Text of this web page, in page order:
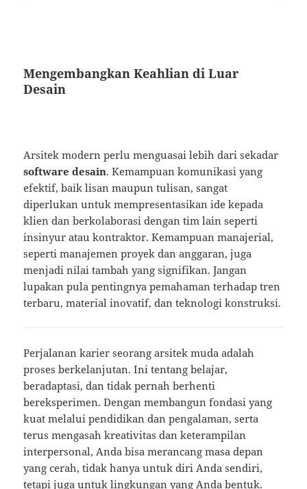
Mengembangkan Keahlian di Luar
Desain
Arsitek modern perlu menguasai lebih dari sekadar
software desain. Kemampuan komunikasi yang
efektif, baik lisan maupun tulisan, sangat
diperlukan untuk mempresentasikan ide kepada
klien dan berkolaborasi dengan tim lain seperti
insinyur atau kontraktor. Kemampuan manajerial,
seperti manajemen proyek dan anggaran, juga
menjadi nilai tambah yang signifikan. Jangan
lupakan pula pentingnya pemahaman terhadap tren
terbaru, material inovatif, dan teknologi konstruksi.
Perjalanan karier seorang arsitek muda adalah
proses berkelanjutan. Ini tentang belajar,
beradaptasi, dan tidak pernah berhenti
bereksperimen. Dengan membangun fondasi yang
kuat melalui pendidikan dan pengalaman, serta
terus mengasah kreativitas dan keterampilan
interpersonal, Anda bisa merancang masa depan
yang cerah, tidak hanya untuk diri Anda sendiri,
tetapi juga untuk lingkungan yang Anda bentuk.